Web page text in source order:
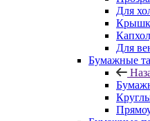
Для
Для
Бумажные